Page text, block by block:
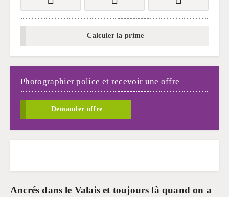
Calculer la prime
Photographier police et recevoir une offre
Demander offre
Ancrés dans le Valais et toujours là quand on a